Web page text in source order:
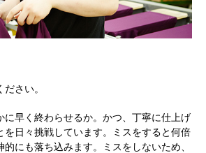
さい。
に早く終わらせるか。かつ、丁寧に仕上げ
を日々挑戦しています。ミスをすると何倍
にも落ち込みます。ミスをしないため、